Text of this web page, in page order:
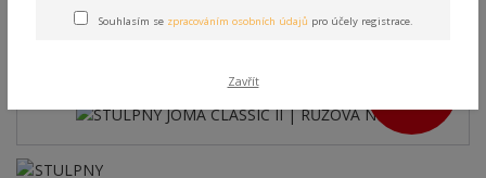
Souhlasím se zpracováním osobních údajů pro účely registrace.
Zavřít